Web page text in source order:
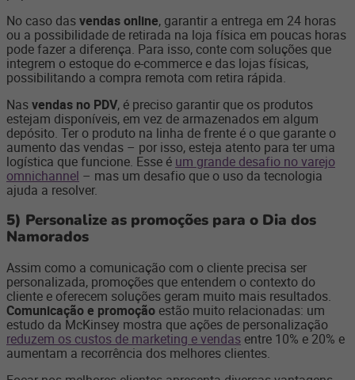
No caso dasvendas online, garantir a entrega em 24 horas
ou a possibilidade de retirada na loja física em poucas horas
pode fazer a diferença. Para isso, conte com soluções que
integrem o estoque do e-commerce e das lojas físicas,
possibilitando a compra remota com retira rápida.
Nasvendas no PDV, é preciso garantir que os produtos
estejam disponíveis, em vez de armazenados em algum
depósito. Ter o produto na linha de frente é o que garante o
aumento das vendas – por isso, esteja atento para ter uma
logística que funcione. Esse é um grande desafio no varejo
omnichannel – mas um desafio que o uso da tecnologia
ajuda a resolver.
5) Personalize as promoções para o Dia dos
Namorados
Assim como a comunicação com o cliente precisa ser
personalizada, promoções que entendem o contexto do
cliente e oferecem soluções geram muito mais resultados.
Comunicação e promoção estão muito relacionadas: um
estudo da McKinsey mostra que ações de personalização
reduzem os custos de marketing e vendas entre 10% e 20% e
aumentam a recorrência dos melhores clientes.